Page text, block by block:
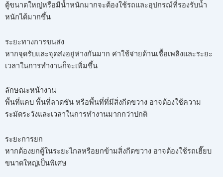
ตู้ขนาดใหญ่หรือมีน้ำหนักมากจะต้องใช้รถและอุปกรณ์ที่รองรับน้ำ
หนักได้มากขึ้น
ระยะทางการขนส่ง
หากจุดรับและจุดส่งอยู่ห่างกันมาก ค่าใช้จ่ายด้านเชื้อเพลิงและระยะ
เวลาในการทำงานก็จะเพิ่มขึ้น
ลักษณะหน้างาน
พื้นที่แคบ พื้นที่ลาดชัน หรือพื้นที่ที่มีสิ่งกีดขวาง อาจต้องใช้ความ
ระมัดระวังและเวลาในการทำงานมากกว่าปกติ
ระยะการยก
หากต้องยกตู้ในระยะไกลหรือยกข้ามสิ่งกีดขวาง อาจต้องใช้รถเฮี๊ยบ
ขนาดใหญ่เป็นพิเศษ